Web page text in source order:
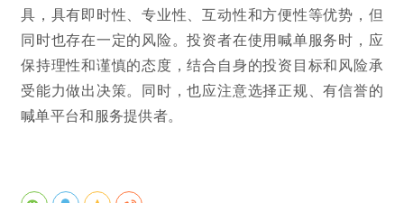
具，具有即时性、专业性、互动性和方便性等优势，但
同时也存在一定的风险。投资者在使用喊单服务时，应
保持理性和谨慎的态度，结合自身的投资目标和风险承
受能力做出决策。同时，也应注意选择正规、有信誉的
喊单平台和服务提供者。